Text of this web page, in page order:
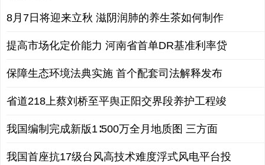
8月7日将迎来立秋 滋阴润肺的养生茶如何制作
提高市场化定价能力 河南省首单DR基准利率贷
保障生态环境法典实施 首个配套司法解释发布
省道218上蔡刘桥至平舆正阳交界段养护工程竣
我国编制完成新版1∶500万全月地质图 三方面
我国首座抗17级台风高技术难度浮式风电平台投